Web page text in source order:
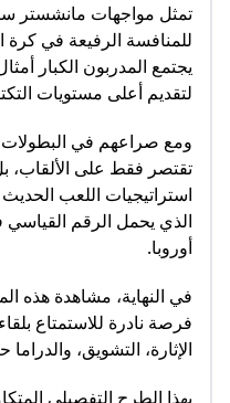
تمثل مواجهات مانشستر
للمنافسة الرفيعة في كرة
يجتمع المدربون الكبار
لتقديم أعلى مستويات
ومع صراعهم في البطولات
تقتصر فقط على الألقاب،
استراتيجيات اللعب الحديث
الذي يحمل الرقم
أوروبا.
في النهاية، مشاهدة هذه
فرصة نادرة للاستمتاع
الإثارة، التشويق،
بهذا الطرح التفصيلي